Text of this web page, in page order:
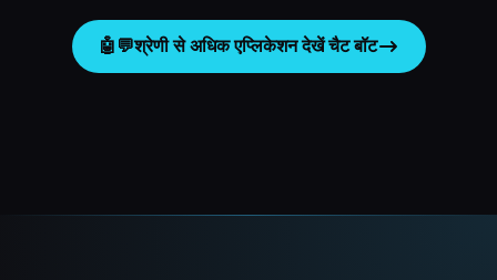
🤖💬श्रेणी से अधिक एप्लिकेशन देखेंचैट बॉट